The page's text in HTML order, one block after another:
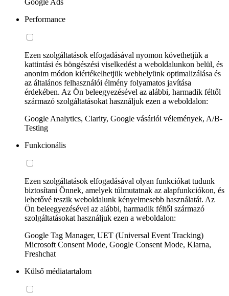
Performance
Ezen szolgáltatások elfogadásával nyomon követhetjük a
kattintási és böngészési viselkedést a weboldalunkon belül, és
anonim módon kiértékelhetjük webhelyünk optimalizálása és
az általános felhasználói élmény folyamatos javítása
érdekében. Az Ön beleegyezésével az alábbi, harmadik féltől
származó szolgáltatásokat használjuk ezen a weboldalon:
Google Analytics, Clarity, Google vásárlói vélemények, A/B-
Testing
Funkcionális
Ezen szolgáltatások elfogadásával olyan funkciókat tudunk
biztosítani Önnek, amelyek túlmutatnak az alapfunkciókon, és
lehetővé teszik weboldalunk kényelmesebb használatát. Az
Ön beleegyezésével az alábbi, harmadik féltől származó
szolgáltatásokat használjuk ezen a weboldalon:
Google Tag Manager, UET (Universal Event Tracking)
Microsoft Consent Mode, Google Consent Mode, Klarna,
Freshchat
Külső médiatartalom